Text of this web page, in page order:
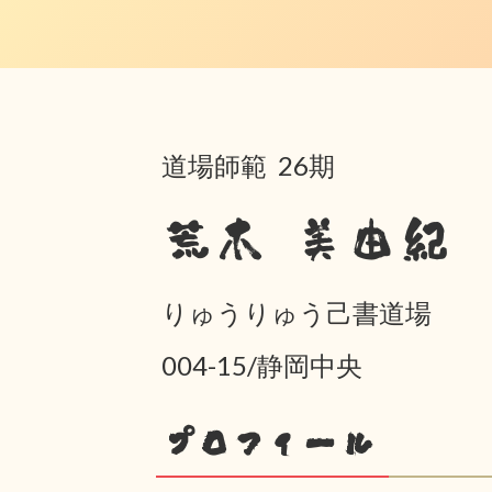
道場師範 26期
荒木 美由紀
りゅうりゅう己書道場
004-15/静岡中央
プロフィール